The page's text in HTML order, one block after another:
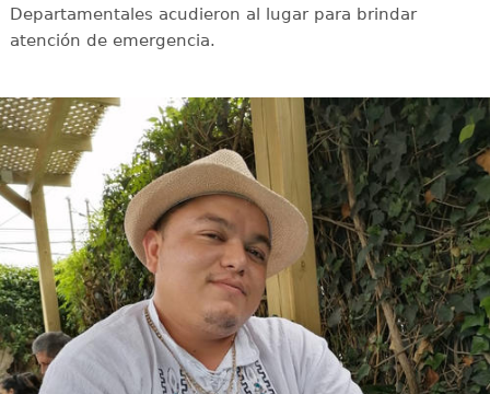
Departamentales acudieron al lugar para brindar
atención de emergencia.